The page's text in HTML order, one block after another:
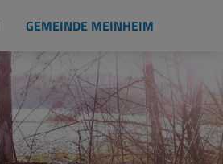
GEMEINDE MEINHEIM